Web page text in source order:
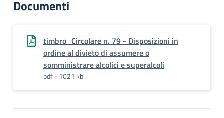
Documenti
timbro_Circolare n. 79 - Disposizioni in
ordine al divieto di assumere o
somministrare alcolici e superalcoli
pdf - 1021 kb